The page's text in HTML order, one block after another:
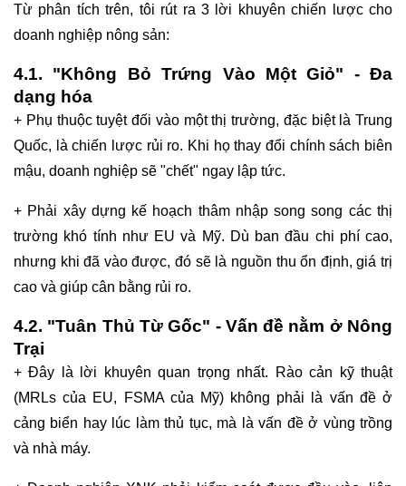
Từ phân tích trên, tôi rút ra 3 lời khuyên chiến lược cho
doanh nghiệp nông sản:
4.1. "Không Bỏ Trứng Vào Một Giỏ" - Đa
dạng hóa
+ Phụ thuộc tuyệt đối vào một thị trường, đặc biệt là Trung
Quốc, là chiến lược rủi ro. Khi họ thay đổi chính sách biên
mậu, doanh nghiệp sẽ "chết" ngay lập tức.
+ Phải xây dựng kế hoạch thâm nhập song song các thị
trường khó tính như EU và Mỹ. Dù ban đầu chi phí cao,
nhưng khi đã vào được, đó sẽ là nguồn thu ổn định, giá trị
cao và giúp cân bằng rủi ro.
4.2. "Tuân Thủ Từ Gốc" - Vấn đề nằm ở Nông
Trại
+ Đây là lời khuyên quan trọng nhất. Rào cản kỹ thuật
(MRLs của EU, FSMA của Mỹ) không phải là vấn đề ở
cảng biển hay lúc làm thủ tục, mà là vấn đề ở vùng trồng
và nhà máy.